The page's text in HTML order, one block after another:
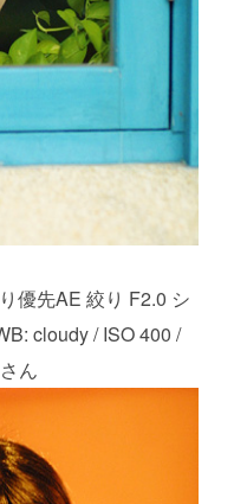
優先AE 絞り F2.0 シ
cloudy / ISO 400 /
ん